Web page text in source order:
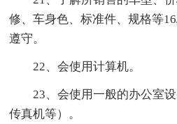
修、车身色、标准件、规格等
遵守。
22、会使用计算机。
23、会使用一般的办公室
传真机等）。